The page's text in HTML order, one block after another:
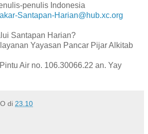
penulis Indonesia
Santapan-Harian@hub.xc.org
Santapan Harian?
Yayasan Pancar Pijar Alkitab
Air no. 106.30066.22 an. Yay
di 23.10